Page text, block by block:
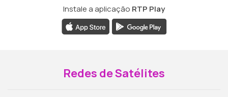
Instale a aplicação RTP Play
Redes de Satélites